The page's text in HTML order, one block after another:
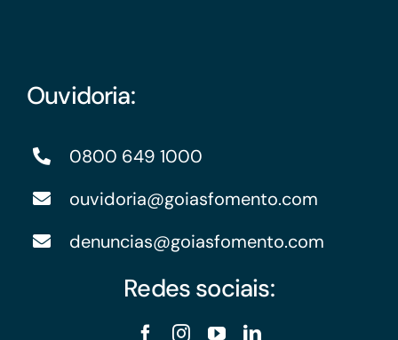
Ouvidoria:
0800 649 1000
ouvidoria@goiasfomento.com
denuncias@goiasfomento.com
Redes sociais: